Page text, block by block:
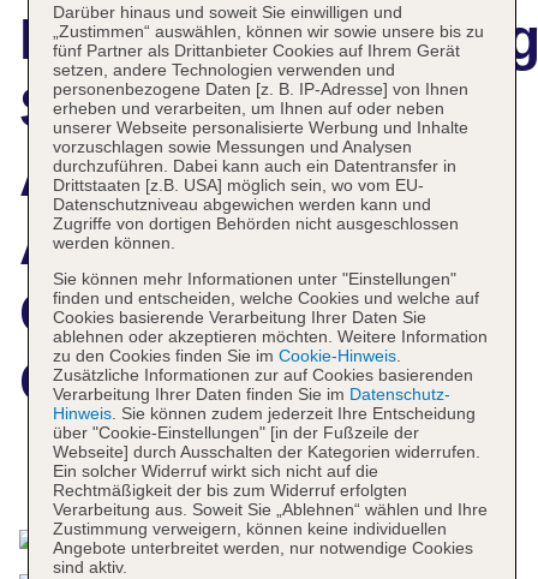
Sheraton
Amsterdam
Airport Hotel &
Conference
Center
Das bietet Ihre Unterkunft
Darüber hinaus und soweit Sie einwilligen und
„Zustimmen“ auswählen, können wir sowie unsere bis zu
fünf Partner als Drittanbieter Cookies auf Ihrem Gerät
setzen, andere Technologien verwenden und
personenbezogene Daten [z. B. IP-Adresse] von Ihnen
erheben und verarbeiten, um Ihnen auf oder neben
unserer Webseite personalisierte Werbung und Inhalte
vorzuschlagen sowie Messungen und Analysen
durchzuführen. Dabei kann auch ein Datentransfer in
Drittstaaten [z.B. USA] möglich sein, wo vom EU-
Datenschutzniveau abgewichen werden kann und
Zugriffe von dortigen Behörden nicht ausgeschlossen
werden können.
Sie können mehr Informationen unter "Einstellungen"
finden und entscheiden, welche Cookies und welche auf
Cookies basierende Verarbeitung Ihrer Daten Sie
ablehnen oder akzeptieren möchten. Weitere Information
zu den Cookies finden Sie im Cookie-Hinweis.
Zusätzliche Informationen zur auf Cookies basierenden
Verarbeitung Ihrer Daten finden Sie im Datenschutz-
Hinweis. Sie können zudem jederzeit Ihre Entscheidung
über "Cookie-Einstellungen" [in der Fußzeile der
Webseite] durch Ausschalten der Kategorien widerrufen.
Ein solcher Widerruf wirkt sich nicht auf die
Rechtmäßigkeit der bis zum Widerruf erfolgten
Verarbeitung aus. Soweit Sie „Ablehnen“ wählen und Ihre
Zustimmung verweigern, können keine individuellen
Angebote unterbreitet werden, nur notwendige Cookies
sind aktiv.